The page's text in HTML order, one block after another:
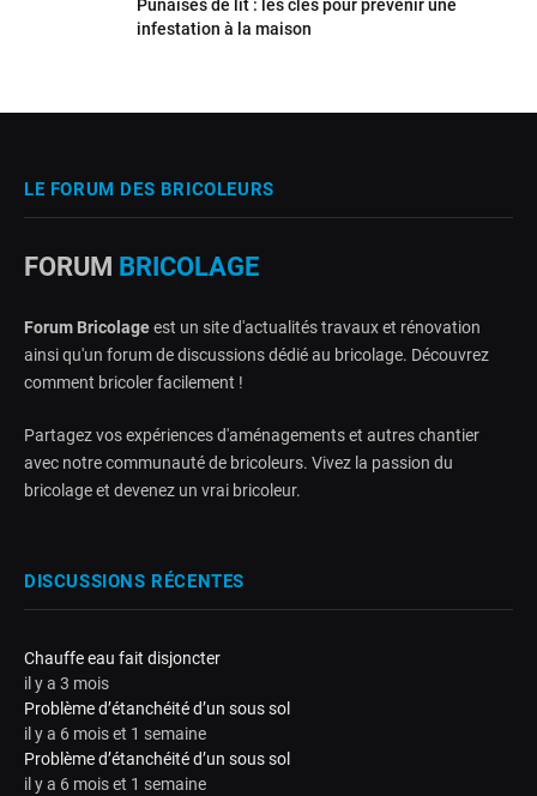
Punaises de lit : les clés pour prévenir une
infestation à la maison
LE FORUM DES BRICOLEURS
FORUM BRICOLAGE
Forum Bricolageest un site d'actualités travaux et rénovation
ainsi qu'un forum de discussions dédié au bricolage. Découvrez
comment bricoler facilement !
Partagez vos expériences d'aménagements et autres chantier
avec notre communauté de bricoleurs. Vivez la passion du
bricolage et devenez un vrai bricoleur.
DISCUSSIONS RÉCENTES
Chauffe eau fait disjoncter
il y a 3 mois
Problème d’étanchéité d’un sous sol
il y a 6 mois et 1 semaine
Problème d’étanchéité d’un sous sol
il y a 6 mois et 1 semaine